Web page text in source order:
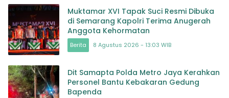
Muktamar XVI Tapak Suci Resmi Dibuka
di Semarang Kapolri Terima Anugerah
Anggota Kehormatan
Berita 8 Agustus 2026 - 13:03 WIB
Dit Samapta Polda Metro Jaya Kerahkan
Personel Bantu Kebakaran Gedung
Bapenda